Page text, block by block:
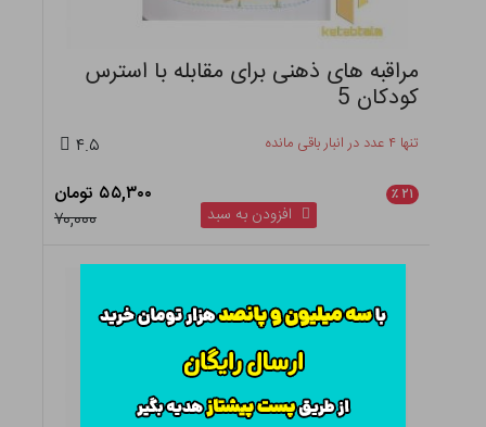
مراقبه های ذهنی برای مقابله با استرس
کودکان 5
تنها ۴ عدد در انبار باقی مانده ۴.۵
۲۱ ٪
۵۵,۳۰۰ تومان
۷۰,۰۰۰
افزودن به سبد